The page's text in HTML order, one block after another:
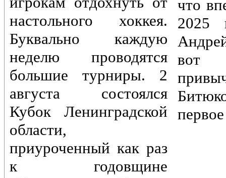
настольного хоккея.
Буквально каждую
неделю проводятся
большие турниры. 2
августа состоялся
Кубок Ленинградской
области,
приуроченный как раз
к годовщине
что
2025
вот